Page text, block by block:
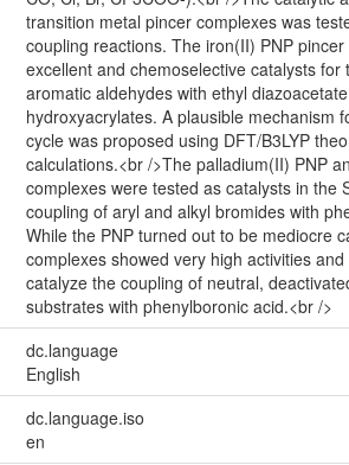
transition metal pincer complexes was
coupling reactions. The iron(II) PNP
excellent and chemoselective catalysts for
aromatic aldehydes with ethyl
hydroxyacrylates. A plausible mechanism
cycle was proposed using DFT/B3LYP
calculations.<br />The palladium(II) PNP
complexes were tested as catalysts in the
coupling of aryl and alkyl bromides with
While the PNP turned out to be mediocre
complexes showed very high activities
catalyze the coupling of neutral,
substrates with phenylboronic acid.<br />
dc.language
English
dc.language.iso
en